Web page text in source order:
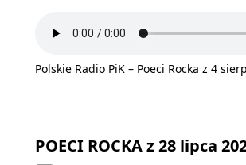
Polskie Radio PiK – Poeci Rocka z 4
POECI ROCKA z 28 lipca